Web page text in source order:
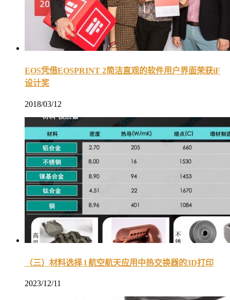
EOS凭借EOSPRINT 2简洁直观的软件用户界面荣获iF
设计奖
2018/03/12
（三）材料选择 l 航空航天应用中热交换器的3D打印
2023/12/11